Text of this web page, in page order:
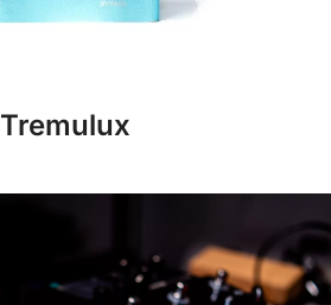
Tremulux